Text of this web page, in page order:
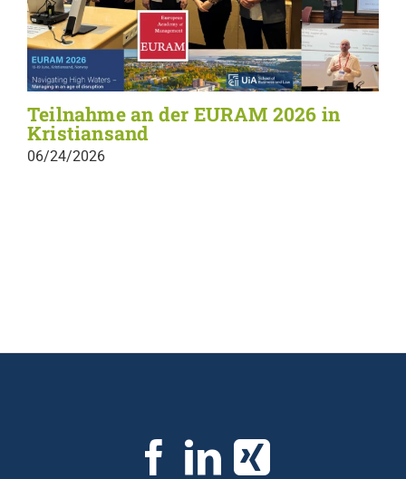
Teilnahme an der EURAM 2026 in
Kristiansand
06/24/2026